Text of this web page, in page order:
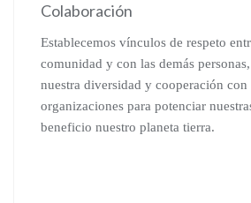
Colaboración
Establecemos vínculos de respeto
comunidad y con las demás
nuestra diversidad y cooperación con
organizaciones para potenciar
beneficio nuestro planeta tierra.